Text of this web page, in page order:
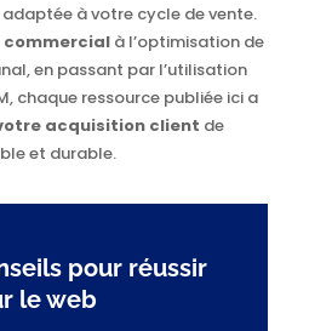
adaptée à votre cycle de vente.
commercialà l’optimisation de
en passant par l’utilisation
chaque ressource publiée ici a
acquisition client de
et durable.
pour réussir
le web